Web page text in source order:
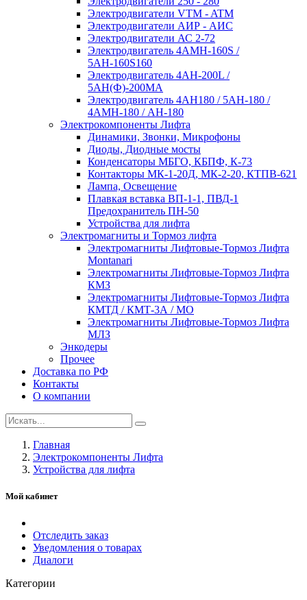
Электродвигатели VTM - ATM
Электродвигатели АИР - АИС
Электродвигатели АС 2-72
Электродвигатель 4АМН-160S /
5АН-160S160
Электродвигатель 4АН-200L /
5АН(Ф)-200МА
Электродвигатель 4АН180 / 5АН-180 /
4АМН-180 / АН-180
Электрокомпоненты Лифта
Динамики, Звонки, Микрофоны
Диоды, Диодные мосты
Конденсаторы МБГО, КБПФ, К-73
Контакторы МК-1-20Д, МК-2-20, КТПВ-621
Лампа, Освещение
Плавкая вставка ВП-1-1, ПВД-1
Предохранитель ПН-50
Устройства для лифта
Электромагниты и Тормоз лифта
Электромагниты Лифтовые-Тормоз Лифта
Montanari
Электромагниты Лифтовые-Тормоз Лифта
КМЗ
Электромагниты Лифтовые-Тормоз Лифта
КМТД / КМТ-3А / МО
Электромагниты Лифтовые-Тормоз Лифта
МЛЗ
Энкодеры
Прочее
Доставка по РФ
Контакты
О компании
Главная
Электрокомпоненты Лифта
Устройства для лифта
Мой кабинет
Отследить заказ
Уведомления о товарах
Диалоги
Категории